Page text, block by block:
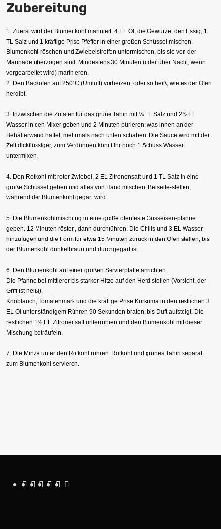
Zubereitung
1. Zuerst wird der Blumenkohl mariniert: 4 EL Öl, die Gewürze, den Essig, 1
TL Salz und 1 kräftige Prise Pfeffer in einer großen Schüssel mischen.
Blumenkohl-röschen und Zwiebelstreifen untermischen, bis sie von der
Marinade überzogen sind. Mindestens 30 Minuten (oder über Nacht, wenn
vorgearbeitet wird) marinieren,
2. Den Backofen auf 250°C (Umluft) vorheizen, oder so heiß, wie es der Ofen
hergibt.
3. Inzwischen die Zutaten für das grüne Tahin mit ¼ TL Salz und 2½ EL
Wasser in den Mixer geben und 2 Minuten pürieren; was innen an der
Behälterwand haftet, mehrmals nach unten schaben. Die Sauce wird mit der
Zeit dickflüssiger, zum Verdünnen könnt ihr noch 1 Schuss Wasser
untermixen.
4. Den Rotkohl mit roter Zwiebel, 2 EL Zitronensaft und 1 TL Salz in eine
große Schüssel geben und alles von Hand mischen. Beiseite-stellen,
während der Blumenkohl gegart wird.
5. Die Blumenkohlmischung in eine große ofenfeste Gusseisen-pfanne
geben. 12 Minuten rösten, dann durchrühren. Die Chilis und 3 EL Wasser
hinzufügen und die Form für etwa 15 Minuten zurück in den Ofen stellen, bis
der Blumenkohl dunkelbraun und durchgegart ist.
6. Den Blumenkohl auf einer großen Servierplatte anrichten.
Die Pfanne bei mittlerer bis starker Hitze auf den Herd stellen (Vorsicht, der
Griff ist heiß!).
Knoblauch, Tomatenmark und die kräftige Prise Kurkuma in den restlichen 3
EL Ol unter ständigem Rühren 90 Sekunden braten, bis Duft aufsteigt. Die
restlichen 1½ EL Zitronensaft unterrühren und den Blumenkohl mit dieser
Mischung beträufeln.
7. Die Minze unter den Rotkohl rühren. Rotkohl und grünes Tahin separat
zum Blumenkohl servieren.